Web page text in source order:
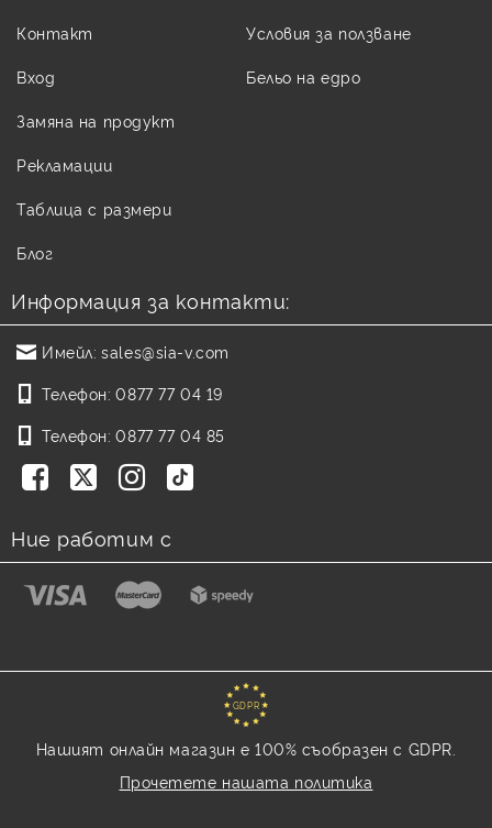
Контакт
Вход
Условия за ползване
Бельо на едро
Замяна на продукт
Рекламации
Таблица с размери
Блог
Информация за контакти:
Имейл: sales@sia-v.com
Телефон: 0877 77 04 19
Телефон: 0877 77 04 85
Ние работим с
GDPR
Нашият онлайн магазин е 100% съобразен с GDPR.
Прочетете нашата политика